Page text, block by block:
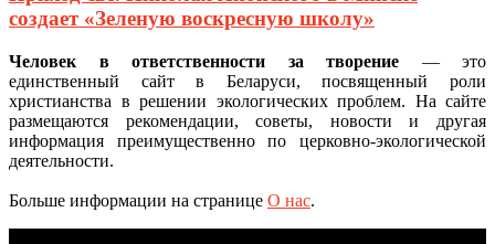
создает «Зеленую воскресную школу»
Человек в ответственности за творение — это
единственный сайт в Беларуси, посвященный роли
христианства в решении экологических проблем. На сайте
размещаются рекомендации, советы, новости и другая
информация преимущественно по церковно-экологической
деятельности.
Больше информации на странице О нас.